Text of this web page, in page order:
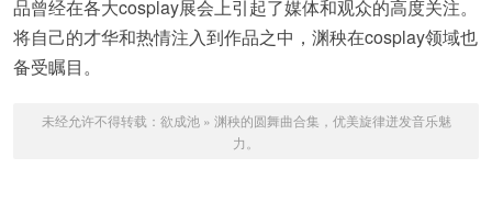
品曾经在各大cosplay展会上引起了媒体和观众的高度关注。
将自己的才华和热情注入到作品之中，渊秧在cosplay领域也
备受瞩目。
未经允许不得转载： 欲成池» 渊秧的圆舞曲合集，优美旋律迸发音乐魅
力。